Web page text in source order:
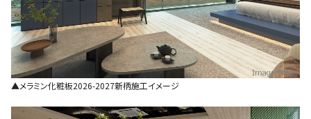
▲メラミン化粧板2026-2027新柄施工イメージ